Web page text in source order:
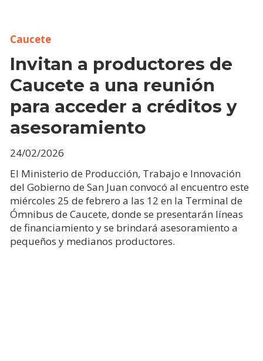
Invitan a productores de
Caucete a una reunión
para acceder a créditos y
asesoramiento
El Ministerio de Producción, Trabajo e Innovación
del Gobierno de San Juan convocó al encuentro este
miércoles 25 de febrero a las 12 en la Terminal de
Ómnibus de Caucete, donde se presentarán líneas
de financiamiento y se brindará asesoramiento a
pequeños y medianos productores.
Caucete
24/02/2026